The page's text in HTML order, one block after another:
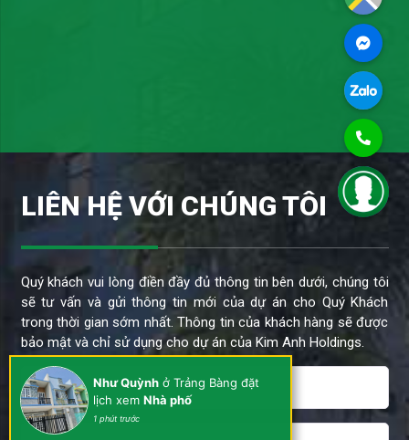
LIÊN HỆ VỚI CHÚNG TÔI
Quý khách vui lòng điền đầy đủ thông tin bên dưới, chúng tôi
sẽ tư vấn và gửi thông tin mới của dự án cho Quý Khách
trong thời gian sớm nhất. Thông tin của khách hàng sẽ được
bảo mật và chỉ sử dụng cho dự án của Kim Anh Holdings.
Như Quỳnh ở Trảng Bàng đặt
lịch xem Nhà phố
1 phút trước